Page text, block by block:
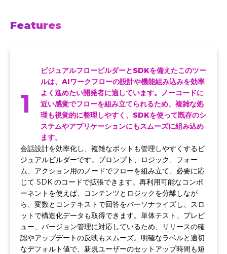
Features
1
ビジュアルフロービルダーとSDKを備えたこのツー
ルは、AIワークフローの設計や機能組み込みを効率
よく進めたい開発者に適しています。ノーコードに
近い感覚でフローを組み立てられるため、複雑な処
理も視覚的に整理しやすく、SDKを使って既存のシ
ステムやアプリケーションにもスムーズに組み込め
ます。
会話設計を効率化し、複雑なボットも管理しやすくするビ
ジュアルビルダーです。プロンプト、ロジック、フォー
ム、アクション用のノードでフローを組み立て、必要に応
じて SDK のコードで拡張できます。再利用可能なコンポ
ーネントを使えば、コンテンツとロジックを分離しなが
ら、変数とコンテキストで回答をパーソナライズし、スロ
ットで構造化データも取得できます。単体テスト、プレビ
ュー、バージョン管理に対応しているため、リリースの確
認やアップデートの反映もスムーズ。明確なラベルと適切
なデフォルト値で、新規ユーザーのセットアップ時間も短